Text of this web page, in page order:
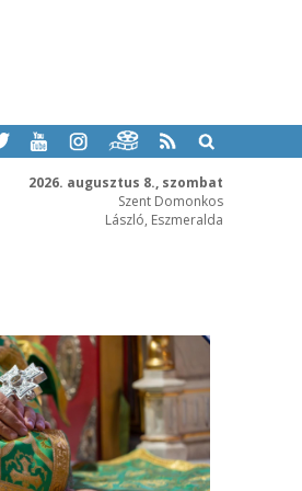
2026. augusztus 8., szombat
Szent Domonkos
László, Eszmeralda